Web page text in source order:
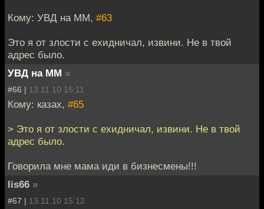
Кому: УВД на ММ, #63
Это я от злости с ехидничал, извини. Не в твой
адрес было.
УВД на ММ »
#66 | 13.11.10 15:11
Кому: казах, #65
> Это я от злости с ехидничал, извини. Не в твой
адрес было.
Говорила мне мама иди в бизнесмены!!!
lis66 »
#67 | 13.11.10 15:12